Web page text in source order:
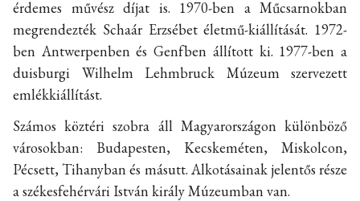
érdemes művész díjat is. 1970-ben a Műcsarnokban
megrendezték Schaár Erzsébet életmű-kiállítását. 1972-
ben Antwerpenben és Genfben állított ki. 1977-ben a
duisburgi Wilhelm Lehmbruck Múzeum szervezett
emlékkiállítást.
Számos köztéri szobra áll Magyarországon különböző
városokban: Budapesten, Kecskeméten, Miskolcon,
Pécsett, Tihanyban és másutt. Alkotásainak jelentős része
a székesfehérvári István király Múzeumban van.